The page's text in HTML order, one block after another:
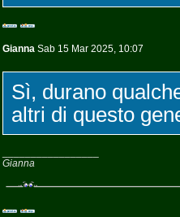
Gianna Sab 15 Mar 2025, 10:07
Sì, durano
altri di questo
Gianna